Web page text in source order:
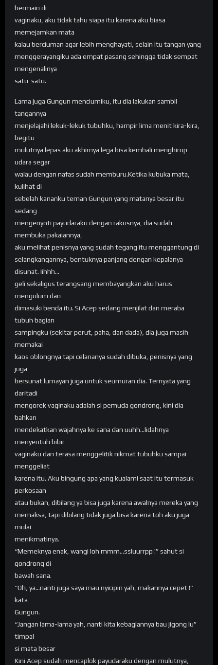
bermain di
vaginaku, aku tidak tahu siapa itu karena aku biasa
memejamkan mata
kalau berciuman agar lebih menghayati, selain itu tangan yang
menggerayangiku ada empat pasang sehingga tidak sempat
mengenalinya
satu-satu.
Lama juga Gungun menciumiku, itu dia lakukan sambil
tangannya
menjelajahi lekuk-lekuk tubuhku, hampir lima menit kira-kira,
begitu
mulutnya lepas aku akhirnya lega bisa kembali menghirup
udara segar
walau dengan nafas sudah memburu.Ketika kubuka mata,
kulihat di
sebelah kananku teman Gungun yang matanya besar itu
sedang
mengenyoti payudaraku dengan rakusnya, dia sudah
membuka pakaiannya,
aku melihat penisnya yang sudah tegang itu menggantung di
selangkangannya, bentuknya panjang dengan kepalanya
disunat. Iihhh…
geli sekaligus terangsang membayangkan aku harus
mengulum dan
dimasuki benda itu. Si Acep sedang menjilat dan meraba
tubuh bagian
sampingku (sekitar perut, paha, dan dada), dia juga masih
memakai
kaos oblongnya tapi celananya sudah dibuka, penisnya yang
juga
bersunat lumayan juga untuk seumuran dia. Ternyata yang
daritadi
mengorek vaginaku adalah si pemuda gondrong, kini dia
bahkan
mendekatkan wajahnya ke sana dan uuhh…lidahnya
menyentuh bibir
vaginaku dan terasa menggelitik nikmat tubuhku sampai
menggeliat
karena itu. Aku bingung apa yang kualami saat itu termasuk
perkosaan
atau bukan, dibilang ya bisa juga karena awalnya mereka yang
memaksa, tapi dibilang tidak juga bisa karena toh aku juga
mulai
menikmatinya.
“Memeknya enak, wangi loh mmm…ssluurrpp !” sahut si
gondrong di
bawah sana.
“Oh, ya…nanti juga saya mau nyicipin yah, makannya cepet !”
kata
Gungun.
“Jangan lama-lama yah, nanti kita kebagiannya bau jigong lu”
timpal
si mata besar
Kini Acep sudah mencaplok payudaraku dengan mulutnya,